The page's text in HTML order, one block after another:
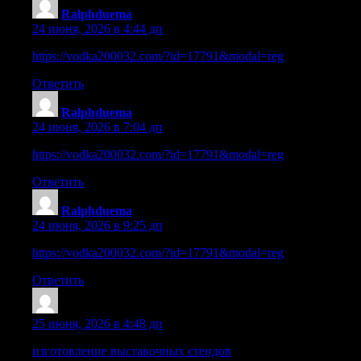
Ralphduema
24 июня, 2026 в 4:44 дп
https://vodka200032.com/?id=17791&modal=reg
Ответить
Ralphduema
24 июня, 2026 в 7:04 дп
https://vodka200032.com/?id=17791&modal=reg
Ответить
Ralphduema
24 июня, 2026 в 9:25 дп
https://vodka200032.com/?id=17791&modal=reg
Ответить
25 июня, 2026 в 4:48 дп
изготовление выставочных стендов